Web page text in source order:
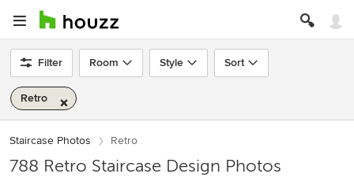
Filter Room Style Sort
Retro
Staircase Photos Retro
788 Retro Staircase Design Photos